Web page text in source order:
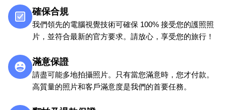
確保合規
我們領先的電腦視覺技術可確保 100% 接受您的護照照
片，並符合最新的官方要求。請放心，享受您的旅行！
滿意保證
請盡可能多地拍攝照片。只有當您滿意時，您才付款。
高質量的照片和客戶滿意度是我們的首要任務。